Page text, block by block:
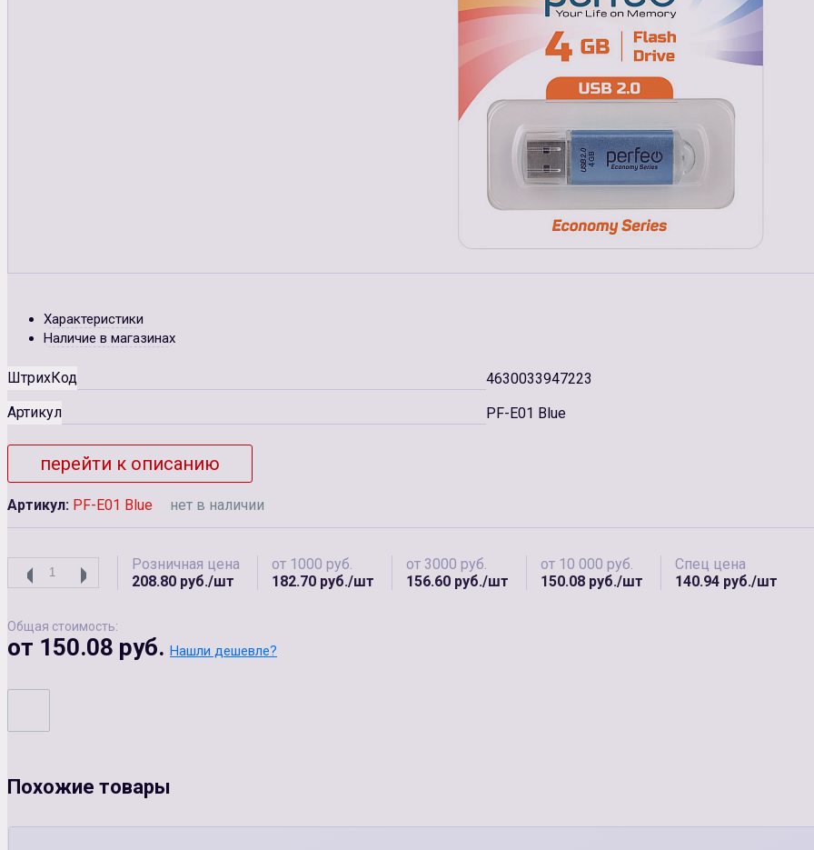
Характеристики
Наличие в магазинах
ШтрихКод
4630033947223
Артикул
PF-E01 Blue
перейти к описанию
Артикул: PF-E01 Blue нет в наличии
Розничная цена
208.80 руб./шт
от 1000 руб.
182.70 руб./шт
от 3000 руб.
156.60 руб./шт
от 10 000 руб.
150.08 руб./шт
Спец цена
140.94 руб./шт
Общая стоимость:
от 150.08 руб. Нашли дешевле?
Похожие товары